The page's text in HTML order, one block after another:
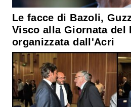
Le facce di Bazoli,
Visco alla Giornata del
organizzata dall'Acri